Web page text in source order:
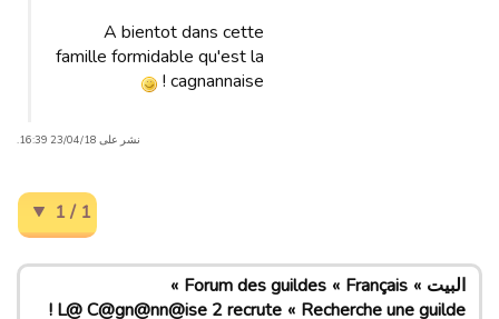
A bientot dans cette
famille formidable qu'est la
cagnannaise !
نشر على 23/04/18 16:39.
1 / 1
البيت Français
Forum des guildes
Recherche une guilde
L@ C@gn@nn@ise 2 recrute !